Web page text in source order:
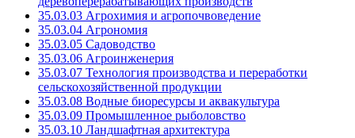
35.03.03 Агрохимия и агропочвоведение
35.03.04 Агрономия
35.03.05 Садоводство
35.03.06 Агроинженерия
35.03.07 Технология производства и переработки
сельскохозяйственной продукции
35.03.08 Водные биоресурсы и аквакультура
35.03.09 Промышленное рыболовство
35.03.10 Ландшафтная архитектура